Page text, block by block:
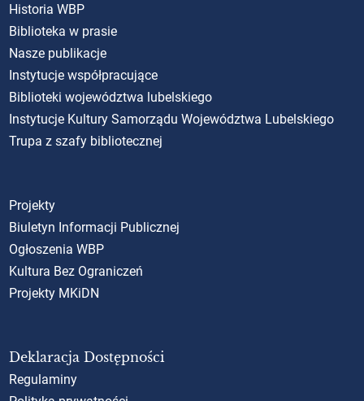
Historia WBP
Biblioteka w prasie
Nasze publikacje
Instytucje współpracujące
Biblioteki województwa lubelskiego
Instytucje Kultury Samorządu Województwa Lubelskiego
Trupa z szafy bibliotecznej
Projekty
Biuletyn Informacji Publicznej
Ogłoszenia WBP
Kultura Bez Ograniczeń
Projekty MKiDN
Deklaracja Dostępności
Regulaminy